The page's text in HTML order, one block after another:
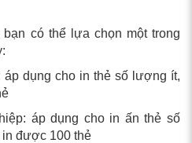
có thể lựa chọn một trong
áp dụng cho in thẻ số lượng ít,
áp dụng cho in ấn thẻ số
in được 100 thẻ